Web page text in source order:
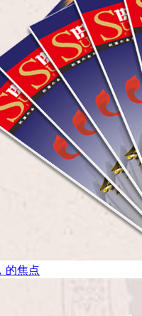
的焦点